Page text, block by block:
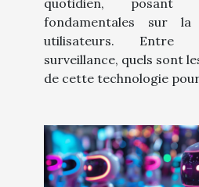
fondamentales sur
utilisateurs. Entre
surveillance, quels sont
de cette technologie